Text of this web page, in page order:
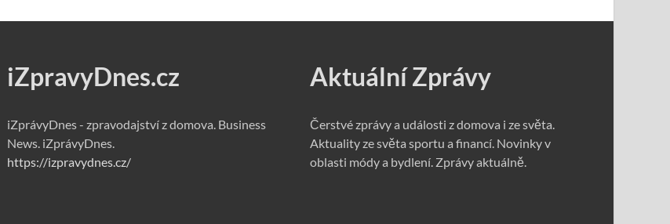
iZpravyDnes.cz
iZprávyDnes - zpravodajství z domova. Business
News. iZprávyDnes.
https://izpravydnes.cz/
Aktuální Zprávy
Čerstvé zprávy a události z domova i ze světa.
Aktuality ze světa sportu a financí. Novinky v
oblasti módy a bydlení. Zprávy aktuálně.